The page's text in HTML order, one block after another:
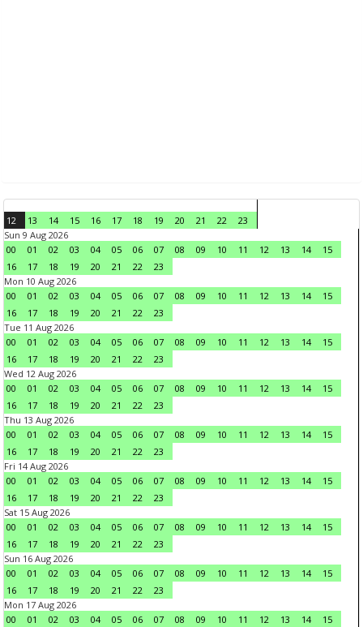
12 13 14 15 16 17 18 19 20 21 22
23
Sun 9 Aug 2026
00
01 02 03 04 05 06 07 08 09 10 11 12 13 14
15
16
17 18 19 20 21 22
23
Mon 10 Aug 2026
00
01 02 03 04 05 06 07 08 09 10 11 12 13 14
15
16
17 18 19 20 21 22
23
Tue 11 Aug 2026
00
01 02 03 04 05 06 07 08 09 10 11 12 13 14
15
16
17 18 19 20 21 22
23
Wed 12 Aug 2026
00
01 02 03 04 05 06 07 08 09 10 11 12 13 14
15
16
17 18 19 20 21 22
23
Thu 13 Aug 2026
00
01 02 03 04 05 06 07 08 09 10 11 12 13 14
15
16
17 18 19 20 21 22
23
Fri 14 Aug 2026
00
01 02 03 04 05 06 07 08 09 10 11 12 13 14
15
16
17 18 19 20 21 22
23
Sat 15 Aug 2026
00
01 02 03 04 05 06 07 08 09 10 11 12 13 14
15
16
17 18 19 20 21 22
23
Sun 16 Aug 2026
00
01 02 03 04 05 06 07 08 09 10 11 12 13 14
15
16
17 18 19 20 21 22
23
Mon 17 Aug 2026
00
01 02 03 04 05 06 07 08 09 10 11 12 13 14 15